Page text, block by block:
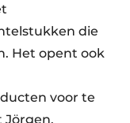
die
Het opent ook
voor te
Jörgen.